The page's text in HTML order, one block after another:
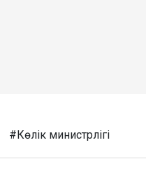
#Көлік министрлігі